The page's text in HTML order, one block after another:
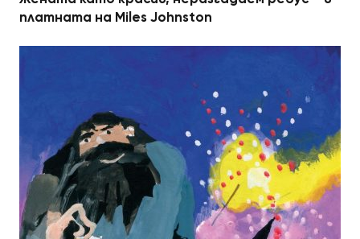
платната на Miles Johnston